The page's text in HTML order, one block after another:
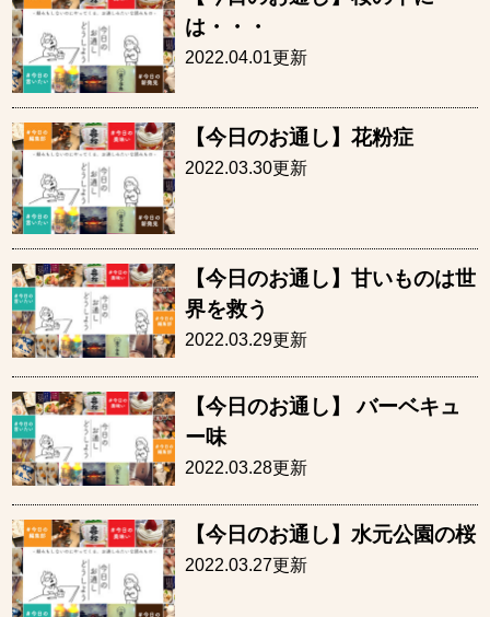
は・・・
2022.04.01更新
【今日のお通し】花粉症
2022.03.30更新
【今日のお通し】甘いものは世
界を救う
2022.03.29更新
【今日のお通し】 バーベキュ
ー味
2022.03.28更新
【今日のお通し】水元公園の桜
2022.03.27更新